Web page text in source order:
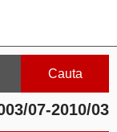
Cauta
07-2010/03